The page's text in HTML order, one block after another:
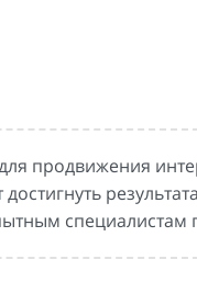
продвижения
специалистам